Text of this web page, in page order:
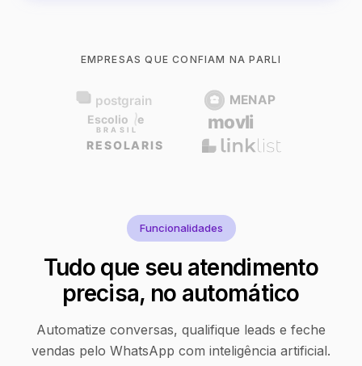
EMPRESAS QUE CONFIAM NA PARLI
Funcionalidades
Tudo que seu atendimento
precisa, no automático
Automatize conversas, qualifique leads e feche
vendas pelo WhatsApp com inteligência artificial.